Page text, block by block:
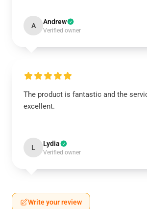
A Andrew
Verified owner
The product is fantastic and the
excellent.
L Lydia
Verified owner
Write your review